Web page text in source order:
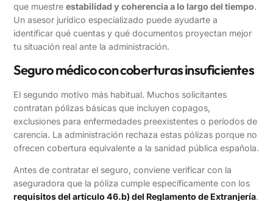
que muestreestabilidad y coherencia a lo largo del tiempo.
Un asesor jurídico especializado puede ayudarte a
identificar qué cuentas y qué documentos proyectan mejor
tu situación real ante la administración.
Seguro médico con coberturas insuficientes
El segundo motivo más habitual. Muchos solicitantes
contratan pólizas básicas que incluyen copagos,
exclusiones para enfermedades preexistentes o períodos de
carencia. La administración rechaza estas pólizas porque no
ofrecen cobertura equivalente a la sanidad pública española.
Antes de contratar el seguro, conviene verificar con la
aseguradora que la póliza cumple específicamente con los
requisitos del artículo 46.b) del Reglamento de Extranjería.